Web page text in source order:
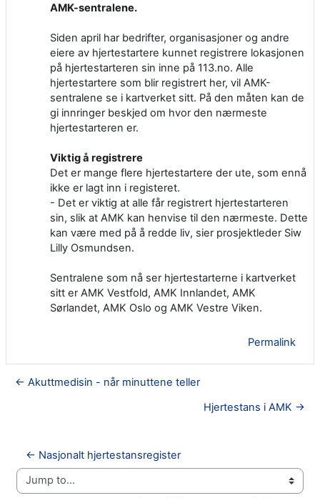
AMK-sentralene.
Siden april har bedrifter, organisasjoner og andre
eiere av hjertestartere kunnet registrere lokasjonen
på hjertestarteren sin inne på 113.no. Alle
hjertestartere som blir registrert her, vil AMK-
sentralene se i kartverket sitt. På den måten kan de
gi innringer beskjed om hvor den nærmeste
hjertestarteren er.
Viktig å registrere
Det er mange flere hjertestartere der ute, som ennå
ikke er lagt inn i registeret.
- Det er viktig at alle får registrert hjertestarteren
sin, slik at AMK kan henvise til den nærmeste. Dette
kan være med på å redde liv, sier prosjektleder Siw
Lilly Osmundsen.
Sentralene som nå ser hjertestarterne i kartverket
sitt er AMK Vestfold, AMK Innlandet, AMK
Sørlandet, AMK Oslo og AMK Vestre Viken.
Permalink
← Akuttmedisin - når minuttene teller
Hjertestans i AMK →
← Nasjonalt hjertestansregister
Jump to...